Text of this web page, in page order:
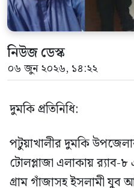
নিউজ ডেস্ক
০৬ জুন ২০২৬, ১৪:২২
দুমকি প্রতিনিধি:
পটুয়াখালীর দুমকি
টোলপ্লাজা এলাকায়
গ্রাম গাঁজাসহ ইসলামী